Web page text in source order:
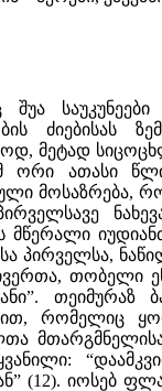
შუა
ძიებისას
მეტად
ორი ათასი
მოსაზრება,
მწერალი
პირველსა,
თობელი
თეიმურაზ
რომელიც
მთარგმნელისა
(12). იოსებ